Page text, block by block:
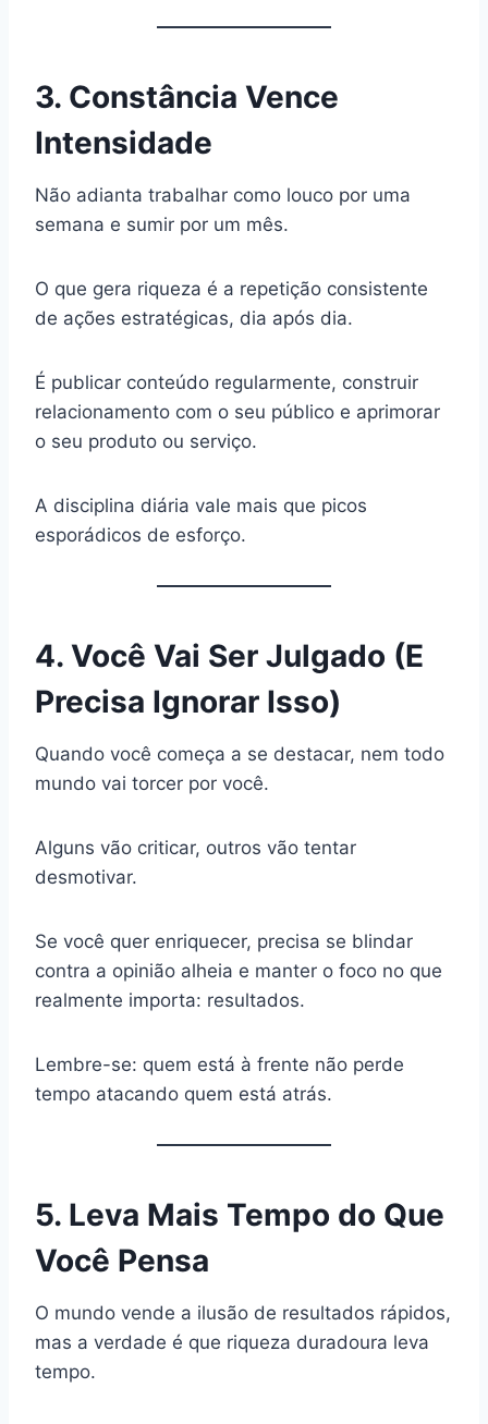
3. Constância Vence
Intensidade
Não adianta trabalhar como louco por uma
semana e sumir por um mês.
O que gera riqueza é a repetição consistente
de ações estratégicas, dia após dia.
É publicar conteúdo regularmente, construir
relacionamento com o seu público e aprimorar
o seu produto ou serviço.
A disciplina diária vale mais que picos
esporádicos de esforço.
4. Você Vai Ser Julgado (E
Precisa Ignorar Isso)
Quando você começa a se destacar, nem todo
mundo vai torcer por você.
Alguns vão criticar, outros vão tentar
desmotivar.
Se você quer enriquecer, precisa se blindar
contra a opinião alheia e manter o foco no que
realmente importa: resultados.
Lembre-se: quem está à frente não perde
tempo atacando quem está atrás.
5. Leva Mais Tempo do Que
Você Pensa
O mundo vende a ilusão de resultados rápidos,
mas a verdade é que riqueza duradoura leva
tempo.